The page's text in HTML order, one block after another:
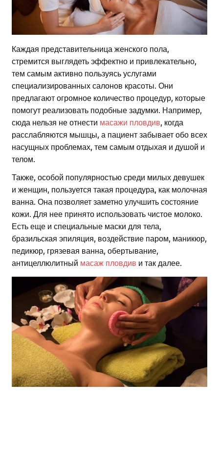
Каждая представительница женского пола,
стремится выглядеть эффектно и привлекательно,
тем самым активно пользуясь услугами
специализированных салонов красоты. Они
предлагают огромное количество процедур, которые
помогут реализовать подобные задумки. Например,
сюда нельзя не отнести масажи пловдив , когда
расслабляются мышцы, а пациент забывает обо всех
насущных проблемах, тем самым отдыхая и душой и
телом.
Также, особой популярностью среди милых девушек
и женщин, пользуется такая процедура, как молочная
ванна. Она позволяет заметно улучшить состояние
кожи. Для нее принято использовать чистое молоко.
Есть еще и специальные маски для тела,
бразильская эпиляция, воздействие паром, маникюр,
педикюр, грязевая ванна, обертывание,
антицеллюлитный масаж пловдив и так далее.